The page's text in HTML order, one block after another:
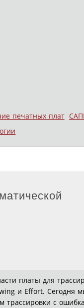
печатных плат
платы для
и Effort. Сегодня
трассировки с